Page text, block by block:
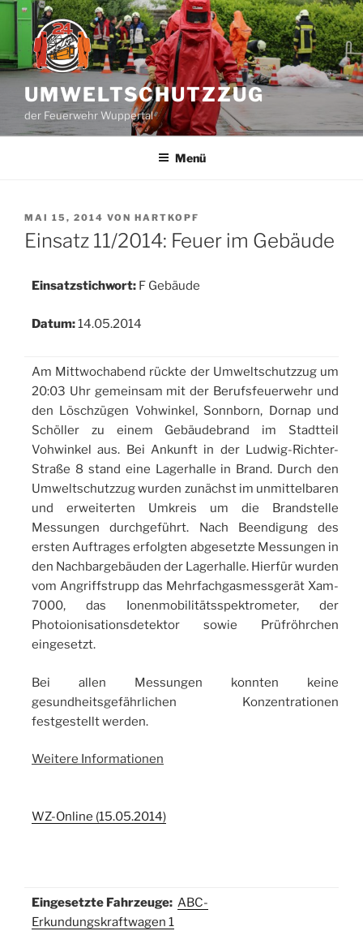
Zum
springen
UMWELTSCHUTZZUG
der Feuerwehr Wuppertal
Menü
VERÖFFENTLICHT
AM
MAI 15, 2014 VON HARTKOPF
Einsatz 11/2014: Feuer im Gebäude
Einsatzstichwort: F Gebäude
Datum:14.05.2014
Am Mittwochabend rückte der Umweltschutzzug um
20:03 Uhr gemeinsam mit der Berufsfeuerwehr und
den Löschzügen Vohwinkel, Sonnborn, Dornap und
Schöller zu einem Gebäudebrand im Stadtteil
Vohwinkel aus. Bei Ankunft in der Ludwig-Richter-
Straße 8 stand eine Lagerhalle in Brand. Durch den
Umweltschutzzug wurden zunächst im unmittelbaren
und erweiterten Umkreis um die Brandstelle
Messungen durchgeführt. Nach Beendigung des
ersten Auftrages erfolgten abgesetzte Messungen in
den Nachbargebäuden der Lagerhalle. Hierfür wurden
vom Angriffstrupp das Mehrfachgasmessgerät Xam-
7000, das Ionenmobilitätsspektrometer, der
Photoionisationsdetektor sowie Prüfröhrchen
eingesetzt.
Bei allen Messungen konnten keine
gesundheitsgefährlichen Konzentrationen
festgestellt werden.
Weitere Informationen
WZ-Online (15.05.2014)
Eingesetzte Fahrzeuge: ABC-
Erkundungskraftwagen 1